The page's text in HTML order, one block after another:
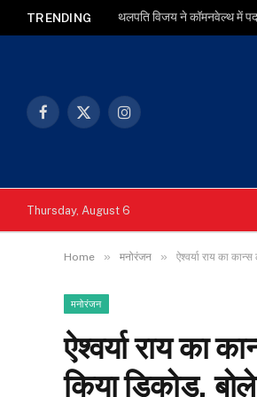
TRENDING थलपति विजय ने कॉमनवेल्थ में
Facebook
X
Instagram
Thursday, August 6
Home » मनोरंजन » ऐश्वर्या राय का
मनोरंजन
ऐश्वर्या राय का
किया डिकोड,